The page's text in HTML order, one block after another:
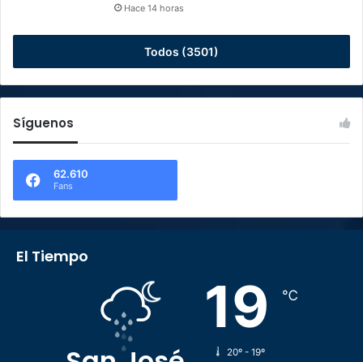
Hace 14 horas
Todos (3501)
Síguenos
62.610
Fans
El Tiempo
19 ℃
20º - 19º